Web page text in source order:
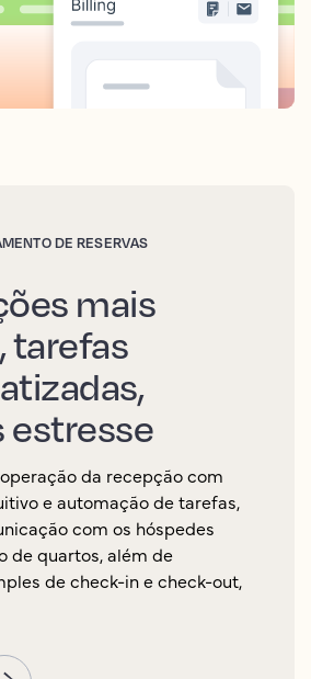
DE RESERVAS
mais
tarefas
estresse
da recepção com
e automação de tarefas,
com os hóspedes
de quartos, além de
de check-in e check-out,